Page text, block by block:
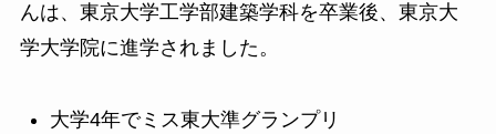
んは、東京大学工学部建築学科を卒業後、東京大
学大学院に進学されました。
大学4年でミス東大準グランプリ